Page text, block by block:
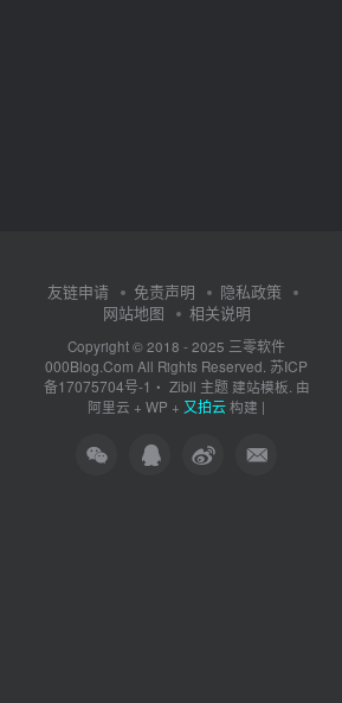
友链申请 免责声明
隐私政策
网站地图
相关说明
Copyright © 2018 - 2025 三零软件
000Blog.Com All Rights Reserved. 苏ICP
备17075704号-1 ・ Zibll 主题建站模板. 由
阿里云 + WP + 又拍云构建 |